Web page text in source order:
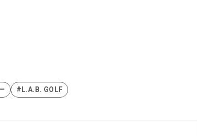
#L.A.B. GOLF